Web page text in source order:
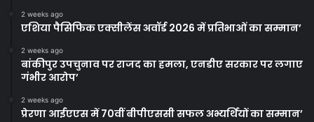
2 weeks ago
एशिया पैसिफिक एक्सीलेंस अवॉर्ड 2026 में प्रतिभाओं का सम्मान’
2 weeks ago
बांकीपुर उपचुनाव पर राजद का हमला, एनडीए सरकार पर लगाए
गंभीर आरोप’
2 weeks ago
प्रेरणा आईएएस में 70वीं बीपीएससी सफल अभ्यर्थियों का सम्मान’